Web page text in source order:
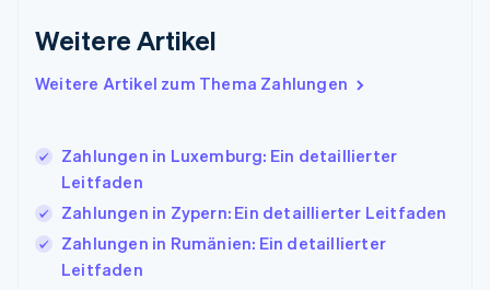
Weitere Artikel
Weitere Artikel zum Thema Zahlungen
Zahlungen in Luxemburg: Ein detaillierter
Leitfaden
Zahlungen in Zypern: Ein detaillierter Leitfaden
Zahlungen in Rumänien: Ein detaillierter
Leitfaden
Italien
Italiano English
Japan
日本語 English
Kroatien
EnglishItaliano
Lettland
Liechtenstein
Deutsch English